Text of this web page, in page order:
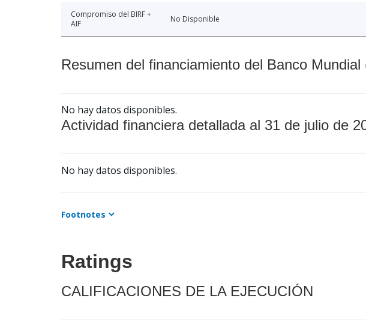
Compromiso del BIRF +
AIF
No Disponible
Resumen del financiamiento del Banco
No hay datos disponibles.
Actividad financiera detallada al 31 de julio de
No hay datos disponibles.
Footnotes
Ratings
CALIFICACIONES DE LA EJECUCIÓN